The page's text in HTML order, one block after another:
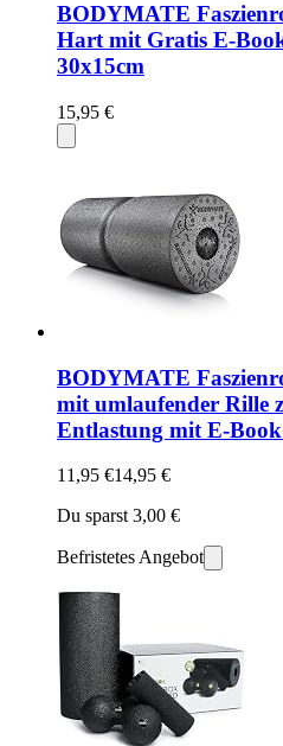
BODYMATE
Hart mit Gratis E-
30x15cm
15,95 €
BODYMATE
mit umlaufender Rille
Entlastung mit E-
11,95 €14,95 €
Du sparst 3,00 €
Befristetes Angebot